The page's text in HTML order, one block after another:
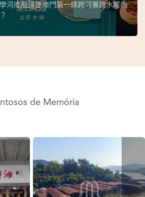
河底隧道是澳門第一條跨河兼跨水域的
de Memória